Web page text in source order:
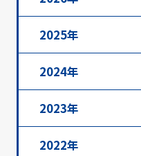
2025年
2024年
2023年
2022年